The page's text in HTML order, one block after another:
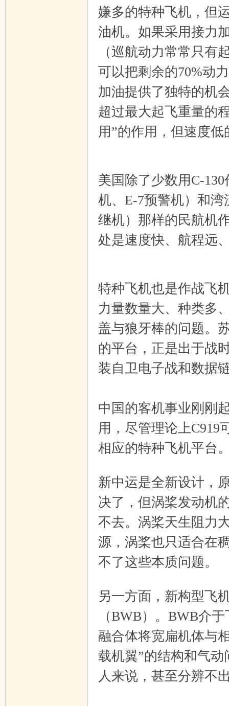
嫌多的特种飞机，但
油机。如果采用接力
（巡航动力常常只有
可以把剩余的70%动
加油提供了独特的机
超过最大起飞重量的
用”的作用，但速度
美国除了少数用C-
机、E-7预警机）和湾
继机）那样的民航机
处是速度快、航程远
特种飞机也是作战飞
力量数量大、种类多
盖与狼牙棒的问题。
的平台，正是出于战
装自卫电子战和数据
中国的客机事业刚刚
用，尽管理论上C919
相应的特种飞机平台
新中运是全新设计，
决了，但涡桨发动机
不去。涡桨天生阻力
源，涡桨也只适合在
不了这些本质问题。
另一方面，新构型飞
（BWB）。BWB介
融合体将宽扁机体与
载机翼”的结构和气
人来说，甚至分辨不